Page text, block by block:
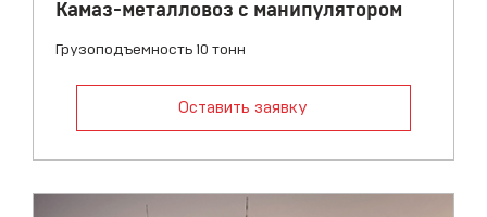
Камаз-металловоз с манипулятором
Грузоподъемность 10 тонн
Оставить заявку